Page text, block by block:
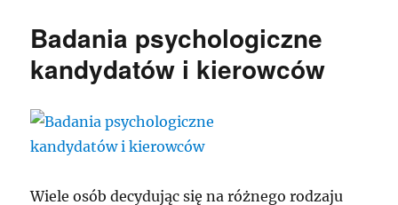
Badania psychologiczne
kandydatów i kierowców
Wiele osób decydując się na różnego rodzaju